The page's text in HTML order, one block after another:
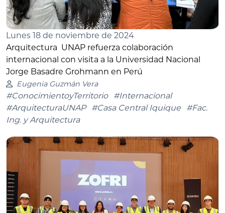
Lunes 18 de noviembre de 2024
Arquitectura UNAP refuerza colaboración
internacional con visita a la Universidad Nacional
Jorge Basadre Grohmann en Perú
Eugenia Guzmán Vera
#ConocimientoyTerritorio
#Internacional
#ArquitecturaUNAP
#Casa Central Iquique
#Fac.
Ing. y Arquitectura